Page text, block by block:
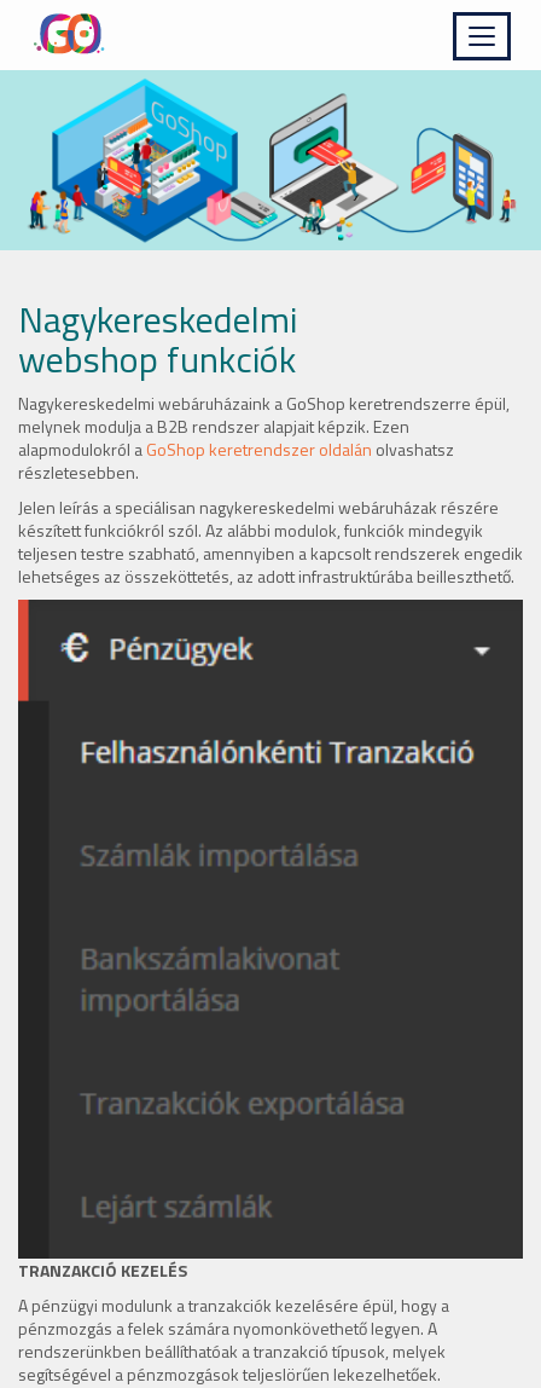
Kinyit
Nagykereskedelmi
webshop funkciók
Nagykereskedelmi webáruházaink a GoShop keretrendszerre épül,
melynek modulja a B2B rendszer alapjait képzik. Ezen
alapmodulokról aGoShop keretrendszer oldalán olvashatsz
részletesebben.
Jelen leírás a speciálisan nagykereskedelmi webáruházak részére
készített funkciókról szól. Az alábbi modulok, funkciók mindegyik
teljesen testre szabható, amennyiben a kapcsolt rendszerek engedik
lehetséges az összeköttetés, az adott infrastruktúrába beilleszthető.
TRANZAKCIÓ KEZELÉS
A pénzügyi modulunk a tranzakciók kezelésére épül, hogy a
pénzmozgás a felek számára nyomonkövethető legyen. A
rendszerünkben beállíthatóak a tranzakció típusok, melyek
segítségével a pénzmozgások teljeslörűen lekezelhetőek.